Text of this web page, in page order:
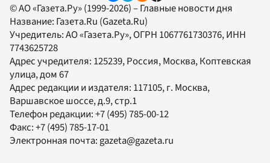
© АО «Газета.Ру» (1999-2026) – Главные новости дня
Название: Газета.Ru (Gazeta.Ru)
Учредитель:АО «Газета.Ру», ОГРН 1067761730376, ИНН
7743625728
Адрес учредителя: 125239, Россия, Москва, Коптевская
улица, дом 67
Адрес редакции и издателя: 117105, г. Москва,
Варшавское шоссе, д.9, стр.1
Телефон редакции:+7 (495) 785-00-12
Факс:+7 (495) 785-17-01
Электронная почта: gazeta@gazeta.ru